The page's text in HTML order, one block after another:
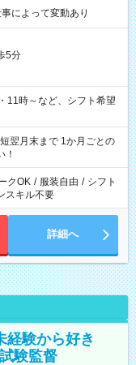
によって変動あり
5分
時～など、シフト希望
翌月末まで 1か月ごとの
！
クOK / 服装自由 / シフト
スキル不要
詳細へ
経験から好き
験監督